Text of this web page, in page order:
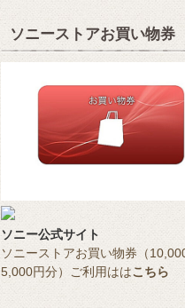
ソニーストアお買い物券
ソニー公式サイト
ソニーストアお買い物券（
5,000円分）ご利用ははこちら